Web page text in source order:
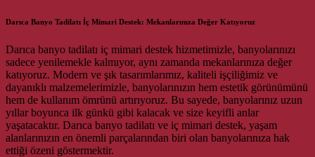
Darıca Banyo Tadilatı İç Mimari Destek: Mekanlarınıza Değer Katıyoruz
Darıca banyo tadilatı iç mimari destek hizmetimizle, banyolarınızı
sadece yenilemekle kalmıyor, aynı zamanda mekanlarınıza değer
katıyoruz. Modern ve şık tasarımlarımız, kaliteli işçiliğimiz ve
dayanıklı malzemelerimizle, banyolarınızın hem estetik görünümünü
hem de kullanım ömrünü artırıyoruz. Bu sayede, banyolarınız uzun
yıllar boyunca ilk günkü gibi kalacak ve size keyifli anlar
yaşatacaktır. Darıca banyo tadilatı ve iç mimari destek, yaşam
alanlarınızın en önemli parçalarından biri olan banyolarınıza hak
ettiği özeni göstermektir.